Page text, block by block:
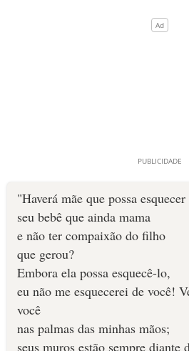
"Haverá mãe que possa esquecer
seu bebê que ainda mama
e não ter compaixão do filho
que gerou?
Embora ela possa esquecê-lo,
eu não me esquecerei de você!
você
nas palmas das minhas mãos;
seus muros estão sempre diante